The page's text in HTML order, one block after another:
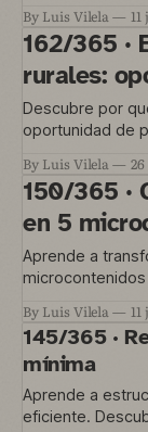
By Luis Vilela
162/365 ·
rurales:
Descubre por
oportunidad de
By Luis Vilela
150/365 ·
en 5
Aprende a
By Luis Vilela
145/365 ·
mínima
Aprende a
eficiente.